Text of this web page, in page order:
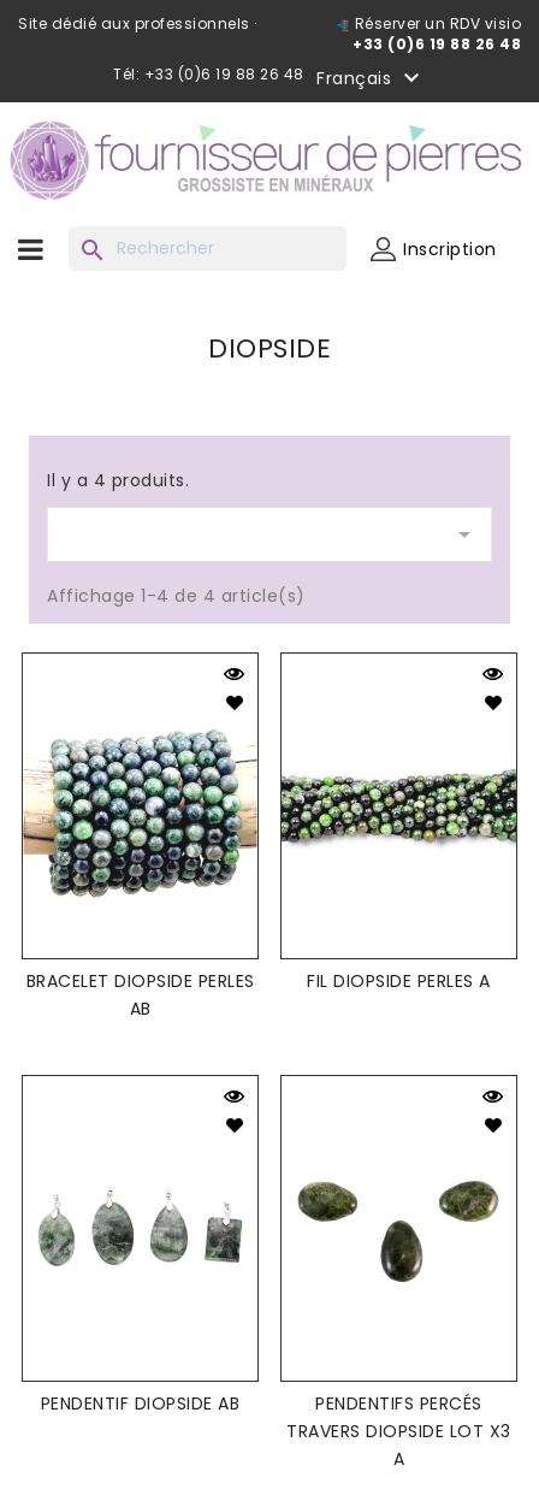
Site dédié aux professionnels ·
Réserver un RDV visio
+33 (0)6 19 88 26 48
Tél: +33 (0)6 19 88 26 48
Français 
search Inscription
DIOPSIDE
Il y a 4 produits.

Affichage 1-4 de 4 article(s)
BRACELET DIOPSIDE PERLES
AB
FIL DIOPSIDE PERLES A
PENDENTIF DIOPSIDE AB
PENDENTIFS PERCÉS
TRAVERS DIOPSIDE LOT X3
A